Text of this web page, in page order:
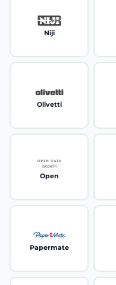
Niji
Olivetti
Open
Papermate